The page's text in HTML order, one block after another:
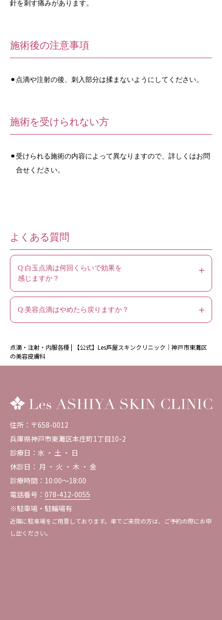
針を刺す痛みがあります。
施術後の注意事項
点滴や注射の後、刺入部分は揉まないようにしてください。
施術を受けられない方
受けられる施術の内容によって異なりますので、詳しくはお問
合せください。
よくある質問
Q:白玉点滴は何回くらいで効果を
感じますか？
＋
Q:美容点滴はやめたら戻りますか？ ＋
点滴・注射・内服各種 | 【公式】Les芦屋スキンクリニック｜神戸市東灘区
の美容皮膚科
住所：〒658-0012
兵庫県神戸市東灘区本庄町1丁目10-2
診療日：水 ・ 土 ・ 日
休診日： 月 ・ 火 ・ 木 ・ 金
診療時間：10:00～18:00
電話番号： 078-412-0055
※駐車場・駐輪場有
近隣に駐車場をご用意しております。車でご来院の方は、ご予約の際にお申
し出ください。